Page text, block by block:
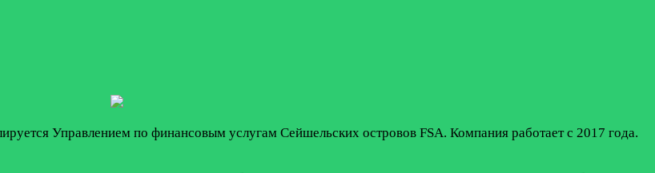
Управлением по финансовым услугам Сейшельских островов FSA. Компания работает с 2017 года.